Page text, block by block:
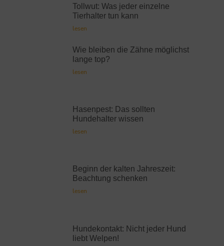
Tollwut: Was jeder einzelne
Tierhalter tun kann
lesen
Wie bleiben die Zähne möglichst
lange top?
lesen
Hasenpest: Das sollten
Hundehalter wissen
lesen
Beginn der kalten Jahreszeit:
Beachtung schenken
lesen
Hundekontakt: Nicht jeder Hund
liebt Welpen!